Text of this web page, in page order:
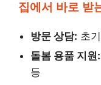
집에서 바로 받
방문 상담: 초
돌봄 용품 지원:
등